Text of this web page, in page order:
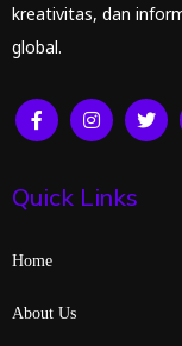
kreativitas, dan
global.
Quick Links
Home
About Us